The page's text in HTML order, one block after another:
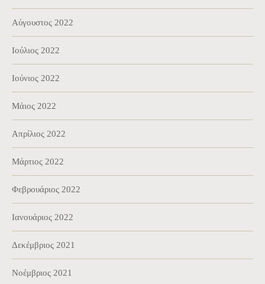
Αύγουστος 2022
Ιούλιος 2022
Ιούνιος 2022
Μάιος 2022
Απρίλιος 2022
Μάρτιος 2022
Φεβρουάριος 2022
Ιανουάριος 2022
Δεκέμβριος 2021
Νοέμβριος 2021